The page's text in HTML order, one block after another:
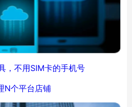
，不用SIM卡的手机号
N个平台店铺